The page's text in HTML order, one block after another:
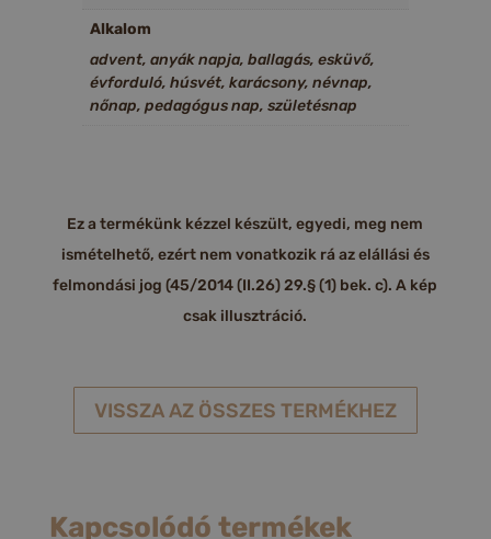
Alkalom
advent, anyák napja, ballagás, esküvő,
évforduló, húsvét, karácsony, névnap,
nőnap, pedagógus nap, születésnap
Ez a termékünk kézzel készült, egyedi, meg nem
ismételhető, ezért nem vonatkozik rá az elállási és
felmondási jog (45/2014 (II.26) 29.§ (1) bek. c). A kép
csak illusztráció.
VISSZA AZ ÖSSZES TERMÉKHEZ
Kapcsolódó termékek